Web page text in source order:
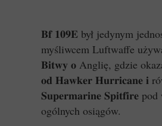
𝐁𝐟 𝟏𝟎𝟗𝐄 był jedynym
myśliwcem Luftwaffe
𝐁𝐢𝐭𝐰𝐲 𝐨 Anglię, gdzie
𝐨𝐝 𝐇𝐚𝐰𝐤𝐞𝐫 𝐇𝐮𝐫𝐫𝐢𝐜𝐚𝐧𝐞 𝐢
𝐒𝐮𝐩𝐞𝐫𝐦𝐚𝐫𝐢𝐧𝐞 𝐒𝐩𝐢𝐭𝐟𝐢𝐫𝐞
ogólnych osiągów.